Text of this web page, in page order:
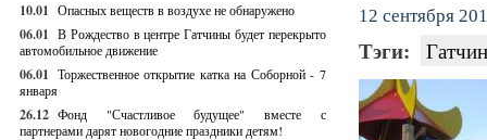
10.01 Опасных веществ в воздухе не обнаружено
06.01 В Рождество в центре Гатчины будет перекрыто
автомобильное движение
06.01 Торжественное открытие катка на Соборной - 7
января
26.12 Фонд "Счастливое будущее" вместе с
партнерами дарят новогодние праздники детям!
12 сентября
Тэги: